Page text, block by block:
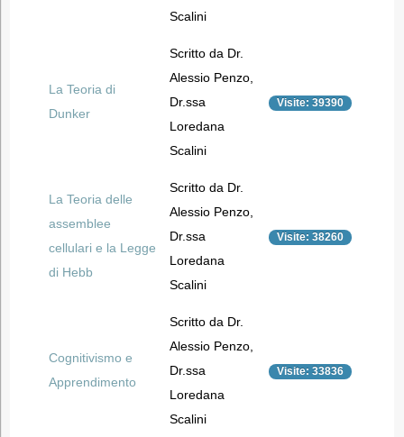
Scalini
La Teoria di
Dunker
Scritto da Dr.
Alessio Penzo,
Dr.ssa
Loredana
Scalini
Visite: 39390
La Teoria delle
assemblee
cellulari e la Legge
di Hebb
Scritto da Dr.
Alessio Penzo,
Dr.ssa
Loredana
Scalini
Visite: 38260
Cognitivismo e
Apprendimento
Scritto da Dr.
Alessio Penzo,
Dr.ssa
Loredana
Scalini
Visite: 33836